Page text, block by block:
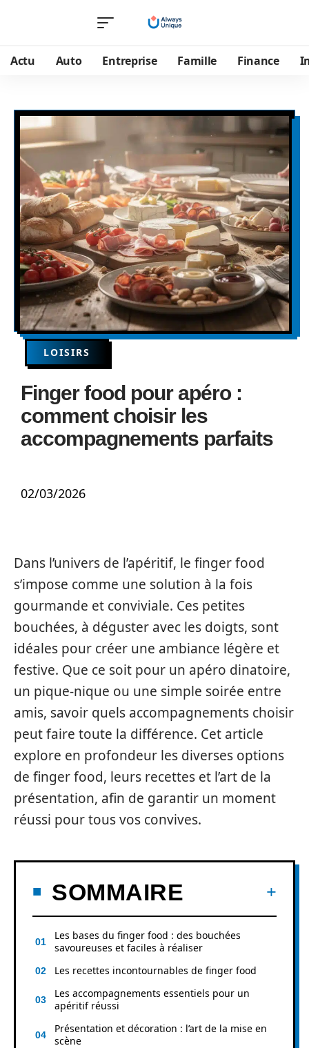
Actu Auto Entreprise Famille Finance
LOISIRS
Finger food pour apéro :
comment choisir les
accompagnements parfaits
02/03/2026
Dans l’univers de l’apéritif, le finger food
s’impose comme une solution à la fois
gourmande et conviviale. Ces petites
bouchées, à déguster avec les doigts, sont
idéales pour créer une ambiance légère et
festive. Que ce soit pour un apéro dinatoire,
un pique-nique ou une simple soirée entre
amis, savoir quels accompagnements choisir
peut faire toute la différence. Cet article
explore en profondeur les diverses options
de finger food, leurs recettes et l’art de la
présentation, afin de garantir un moment
réussi pour tous vos convives.
SOMMAIRE
Les bases du finger food : des bouchées
savoureuses et faciles à réaliser
Les recettes incontournables de finger food
Les accompagnements essentiels pour un
apéritif réussi
Présentation et décoration : l’art de la mise en
scène